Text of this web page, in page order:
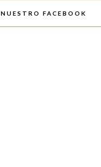
NUESTRO FACEBOOK